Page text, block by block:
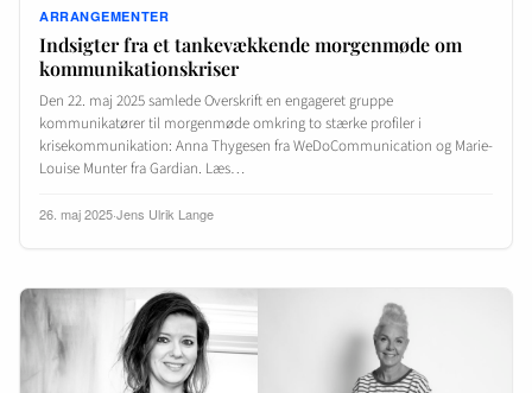
ARRANGEMENTER
Indsigter fra et tankevækkende morgenmøde om
kommunikationskriser
Den 22. maj 2025 samlede Overskrift en engageret gruppe
kommunikatører til morgenmøde omkring to stærke profiler i
krisekommunikation: Anna Thygesen fra WeDoCommunication og Marie-
Louise Munter fra Gardian. Læs…
26. maj 2025·Jens Ulrik Lange